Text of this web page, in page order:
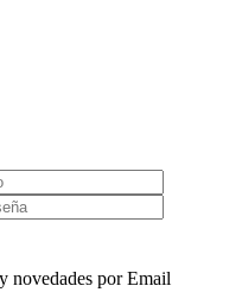
novedades por Email